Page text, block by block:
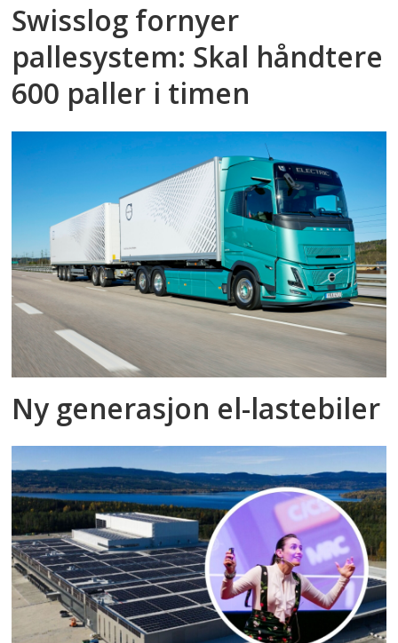
Swisslog fornyer
pallesystem: Skal håndtere
600 paller i timen
Ny generasjon el-lastebiler